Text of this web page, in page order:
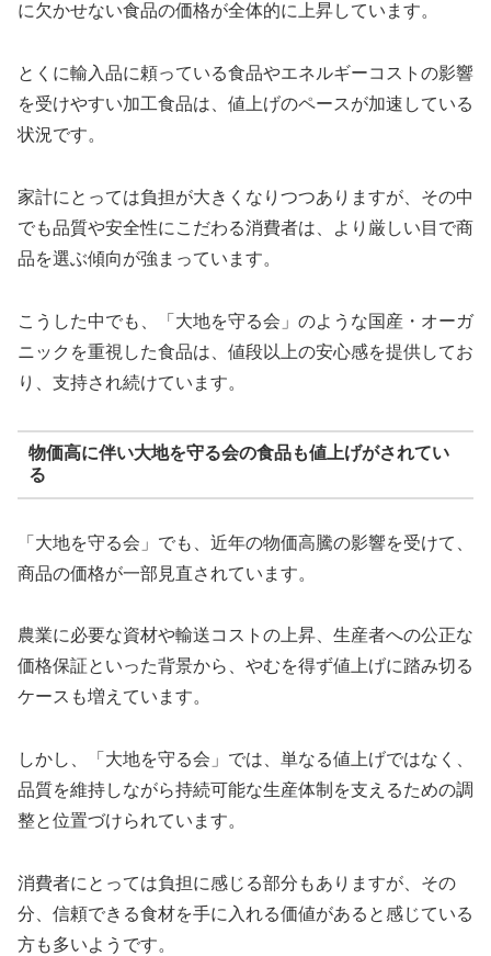
に欠かせない食品の価格が全体的に上昇しています。
とくに輸入品に頼っている食品やエネルギーコストの影響
を受けやすい加工食品は、値上げのペースが加速している
状況です。
家計にとっては負担が大きくなりつつありますが、その中
でも品質や安全性にこだわる消費者は、より厳しい目で商
品を選ぶ傾向が強まっています。
こうした中でも、「大地を守る会」のような国産・オーガ
ニックを重視した食品は、値段以上の安心感を提供してお
り、支持され続けています。
物価高に伴い大地を守る会の食品も値上げがされてい
る
「大地を守る会」でも、近年の物価高騰の影響を受けて、
商品の価格が一部見直されています。
農業に必要な資材や輸送コストの上昇、生産者への公正な
価格保証といった背景から、やむを得ず値上げに踏み切る
ケースも増えています。
しかし、「大地を守る会」では、単なる値上げではなく、
品質を維持しながら持続可能な生産体制を支えるための調
整と位置づけられています。
消費者にとっては負担に感じる部分もありますが、その
分、信頼できる食材を手に入れる価値があると感じている
方も多いようです。